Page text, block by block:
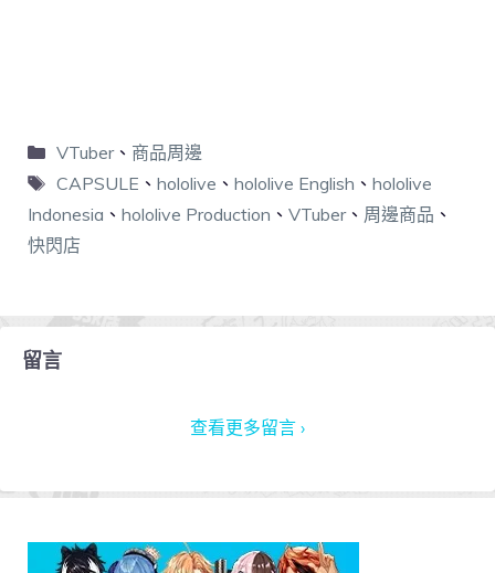
VTuber、 商品周邊
CAPSULE 、 hololive 、 hololive English 、 hololive
Indonesia 、 hololive Production 、 VTuber、 周邊商品 、
快閃店
留言
查看更多留言 ›